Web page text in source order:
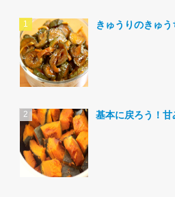
きゅうりのきゅう
基本に戻ろう！甘